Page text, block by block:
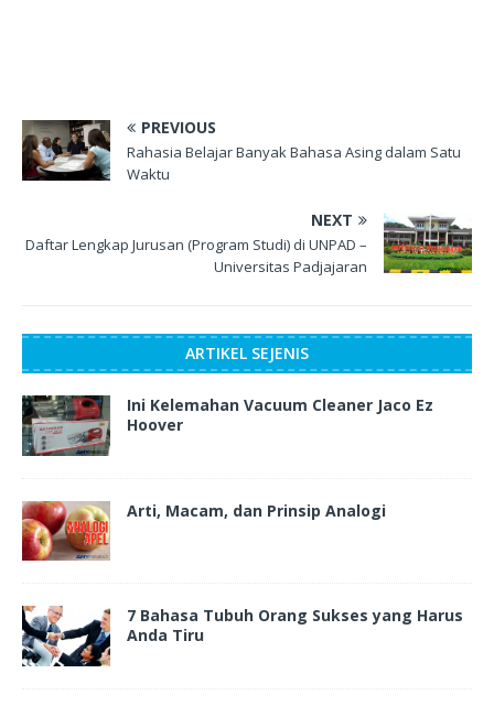
PREVIOUS
Rahasia Belajar Banyak Bahasa Asing dalam Satu
Waktu
NEXT
Daftar Lengkap Jurusan (Program Studi) di UNPAD –
Universitas Padjajaran
ARTIKEL SEJENIS
Ini Kelemahan Vacuum Cleaner Jaco Ez
Hoover
Arti, Macam, dan Prinsip Analogi
7 Bahasa Tubuh Orang Sukses yang Harus
Anda Tiru